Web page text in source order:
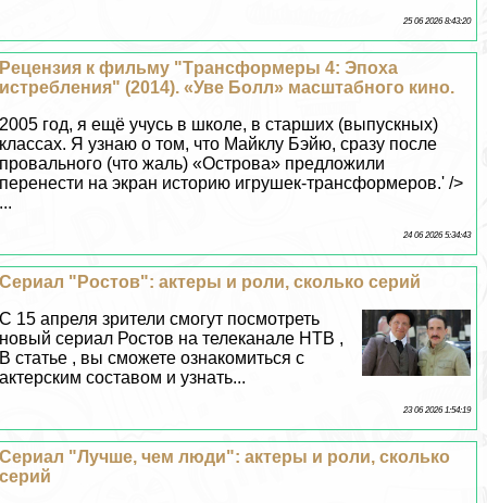
25 06 2026 8:43:20
Рецензия к фильму "Tрaнcформеры 4: Эпоха
истрeбления" (2014). «Уве Болл» масштабного кино.
2005 год, я ещё учусь в школе, в старших (выпускных)
классах. Я узнаю о том, что Майклу Бэйю, сразу после
провального (что жаль) «Острова» предложили
перенести на экран историю игрушек-трaнcформеров.' />
...
24 06 2026 5:34:43
Сериал "Ростов": актеры и роли, сколько серий
C 15 апреля зрители смогут посмотреть
новый сериал Ростов на телеканале НТВ ,
В статье , вы сможете ознакомиться с
актерским составом и узнать...
23 06 2026 1:54:19
Сериал "Лучше, чем люди": актеры и роли, сколько
серий